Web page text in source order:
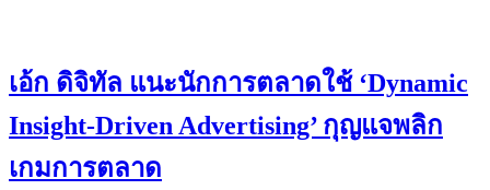
เอ้ก ดิจิทัล แนะนักการตลาดใช้ ‘Dynamic
Insight-Driven Advertising’ กุญแจพลิก
เกมการตลาด